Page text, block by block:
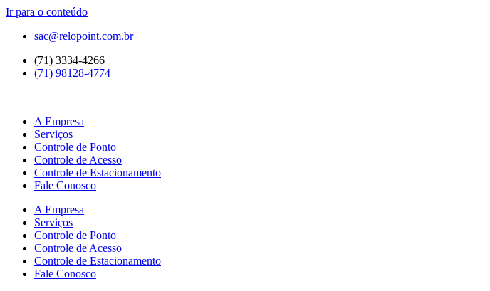
Ir para o conteúdo
sac@relopoint.com.br
(71) 3334-4266
(71) 98128-4774
A Empresa
Serviços
Controle de Ponto
Controle de Acesso
Controle de Estacionamento
Fale Conosco
A Empresa
Serviços
Controle de Ponto
Controle de Acesso
Controle de Estacionamento
Fale Conosco